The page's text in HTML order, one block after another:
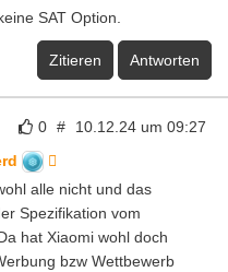
SAT Option.
Zitieren Antworten
0 # 10.12.24 um 09:27
alle nicht und das
Spezifikation vom
hat Xiaomi wohl doch
bzw Wettbewerb